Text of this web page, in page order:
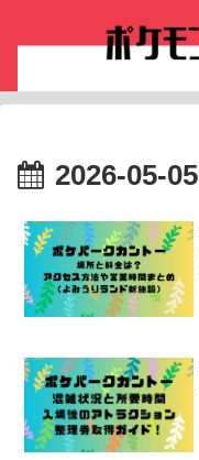
2026-05-05